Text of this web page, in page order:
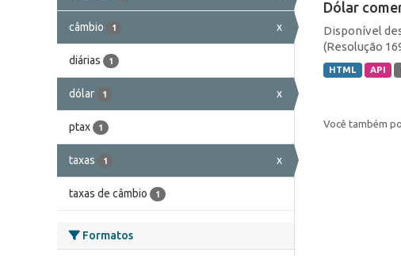
câmbio 1 x
diárias 1
dólar 1 x
ptax 1
taxas 1 x
taxas de câmbio 1
Formatos
Dólar
Disponível
(Resolução
HTML API
Você também